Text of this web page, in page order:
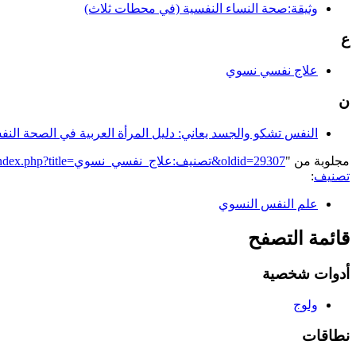
وثيقة:صحة النساء النفسية (في محطات ثلاث)
ع
علاج نفسي نسوي
ن
النفس تشكو والجسد يعاني: دليل المرأة العربية في الصحة
مجلوبة من "https://genderiyya.xyz/mw/index.php?title=تصنيف:علاج_نفسي_نسوي&oldid=29307
تصنيف:
علم النفس النسوي
قائمة التصفح
أدوات شخصية
ولوج
نطاقات